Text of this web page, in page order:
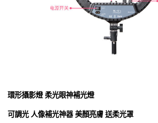
環形攝影燈 柔光眼神補光燈
可調光 人像補光神器 美顏亮膚 送柔光罩